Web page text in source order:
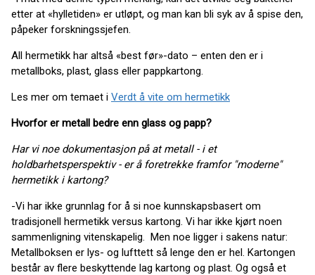
etter at «hylletiden» er utløpt, og man kan bli syk av å spise den,
påpeker forskningssjefen.
All hermetikk har altså «best før»-dato – enten den er i
metallboks, plast, glass eller pappkartong.
Les mer om temaet i Verdt å vite om hermetikk
Hvorfor er metall bedre enn glass og papp?
Har vi noe dokumentasjon på at metall - i et
holdbarhetsperspektiv - er å foretrekke framfor "moderne"
hermetikk i kartong?
-Vi har ikke grunnlag for å si noe kunnskapsbasert om
tradisjonell hermetikk versus kartong. Vi har ikke kjørt noen
sammenligning vitenskapelig. Men noe ligger i sakens natur:
Metallboksen er lys- og lufttett så lenge den er hel. Kartongen
består av flere beskyttende lag kartong og plast. Og også et